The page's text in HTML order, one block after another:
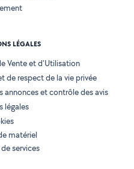
LÉGALES
Vente et d'Utilisation
de respect de la vie privée
annonces et contrôle des avis
légales
matériel
services